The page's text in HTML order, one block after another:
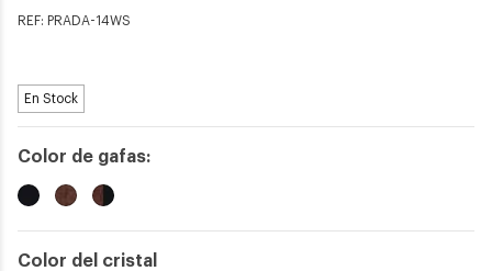
REF: PRADA-14WS
En Stock
Color de gafas:
Color del cristal